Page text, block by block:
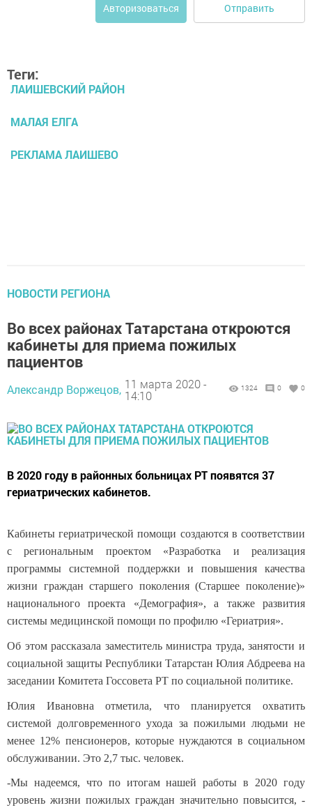
Авторизоваться Отправить
Теги:
ЛАИШЕВСКИЙ РАЙОН
МАЛАЯ ЕЛГА
РЕКЛАМА ЛАИШЕВО
НОВОСТИ РЕГИОНА
Во всех районах Татарстана откроются
кабинеты для приема пожилых
пациентов
Александр Воржецов, 11 марта 2020 -
14:10
1324 0 0
В 2020 году в районных больницах РТ появятся 37
гериатрических кабинетов.
Кабинеты гериатрической помощи создаются в соответствии
с региональным проектом «Разработка и реализация
программы системной поддержки и повышения качества
жизни граждан старшего поколения (Старшее поколение)»
национального проекта «Демография», а также развития
системы медицинской помощи по профилю «Гериатрия».
Об этом рассказала заместитель министра труда, занятости и
социальной защиты Республики Татарстан Юлия Абдреева на
заседании Комитета Госсовета РТ по социальной политике.
Юлия Ивановна отметила, что планируется охватить
системой долговременного ухода за пожилыми людьми не
менее 12% пенсионеров, которые нуждаются в социальном
обслуживании. Это 2,7 тыс. человек.
-Мы надеемся, что по итогам нашей работы в 2020 году
уровень жизни пожилых граждан значительно повысится, -